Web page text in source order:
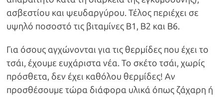
ασβεστίου και ψευδαργύρου. Τέλος περιέχει σε
υψηλό ποσοστό τις βιταμίνες B1, B2 και Β6.
Για όσους αγχώνονται για τις θερμίδες που έχει το
τσάι, έχουμε ευχάριστα νέα. Το σκέτο τσάι, χωρίς
πρόσθετα, δεν έχει καθόλου θερμίδες! Αν
προσθέσουμε τώρα διάφορα υλικά όπως ζάχαρη ή